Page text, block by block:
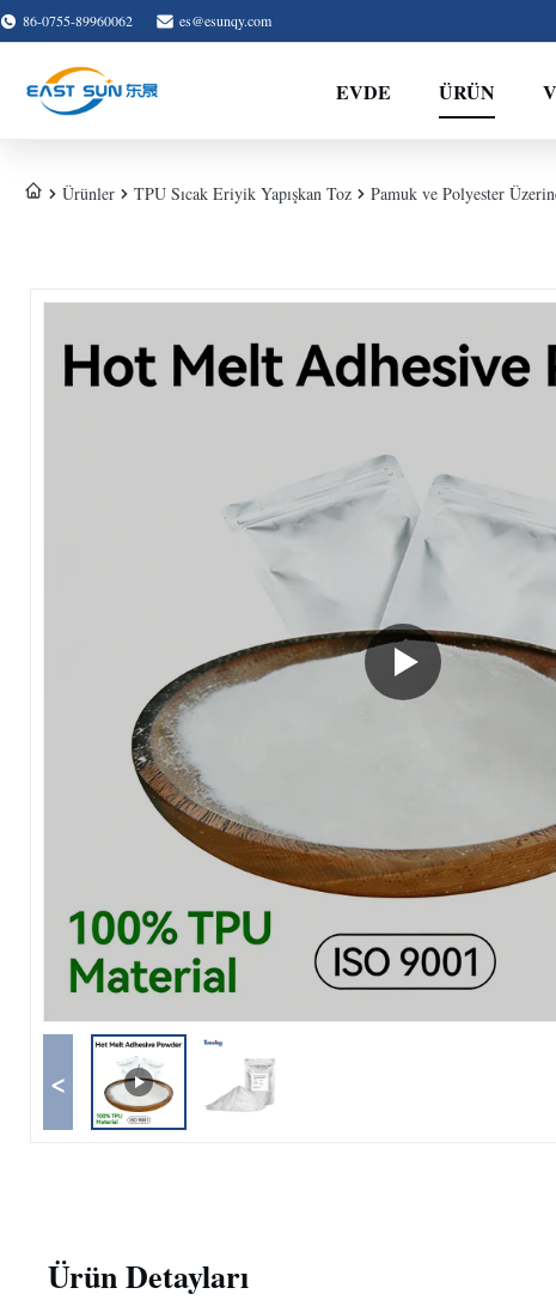
86-0755-89960062 es@esunqy.com
EVDE ÜRÜN
Ürünler TPU Sıcak Eriyik Yapışkan Toz Pamuk ve Polyester
<
Ürün Detayları